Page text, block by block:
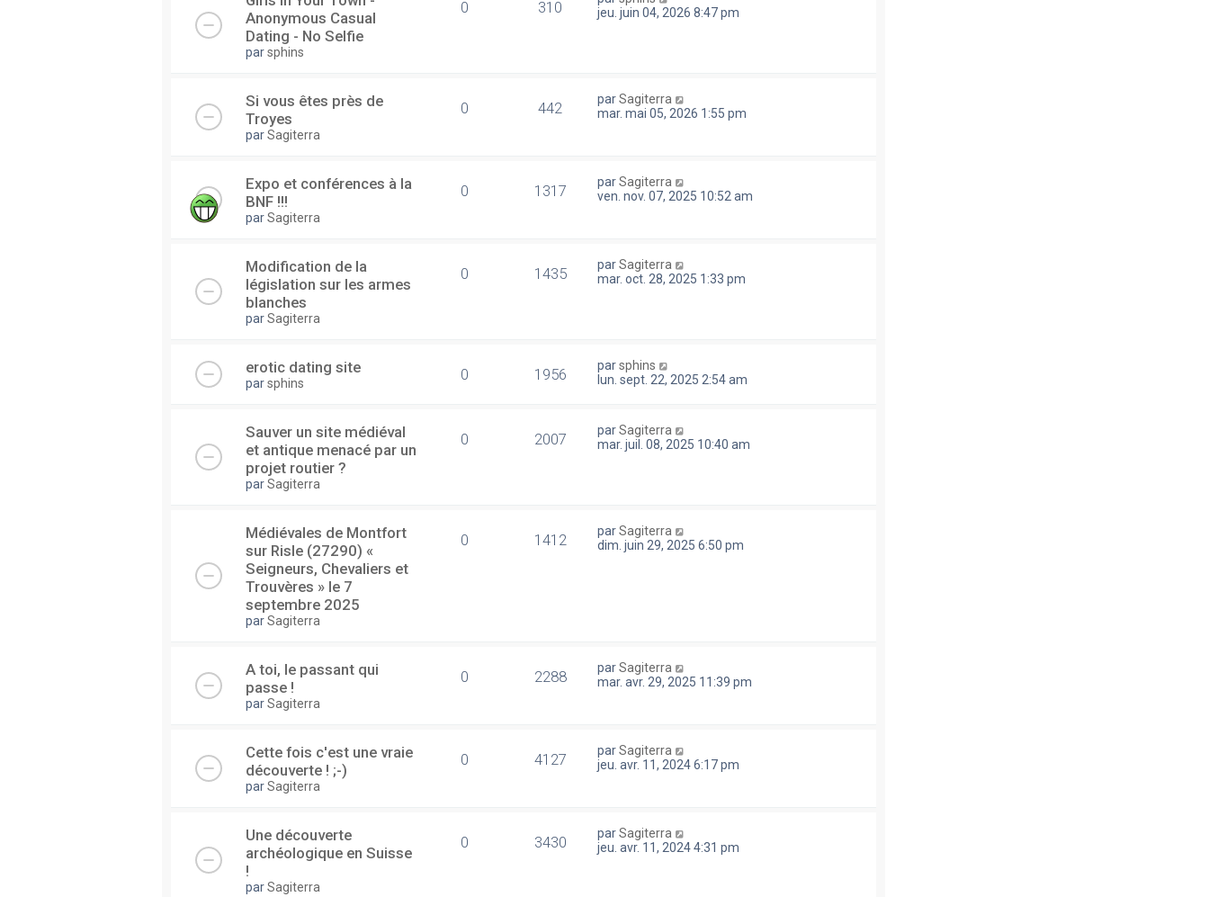
Anonymous Casual
Dating - No Selfie
parsphins
0 310
jeu. juin 04, 2026 8:47 pm
Si vous êtes près de
Troyes
parSagiterra
0 442 parSagiterra
mar. mai 05, 2026 1:55 pm
Expo et conférences à la
BNF !!!
parSagiterra
0 1317 parSagiterra
ven. nov. 07, 2025 10:52 am
Modification de la
législation sur les armes
blanches
parSagiterra
0 1435 parSagiterra
mar. oct. 28, 2025 1:33 pm
erotic dating site
parsphins 0 1956 parsphins
lun. sept. 22, 2025 2:54 am
Sauver un site médiéval
et antique menacé par un
projet routier ?
parSagiterra
0 2007 parSagiterra
mar. juil. 08, 2025 10:40 am
Médiévales de Montfort
sur Risle (27290) «
Seigneurs, Chevaliers et
Trouvères » le 7
septembre 2025
parSagiterra
0 1412 parSagiterra
dim. juin 29, 2025 6:50 pm
A toi, le passant qui
passe !
parSagiterra
0 2288 parSagiterra
mar. avr. 29, 2025 11:39 pm
Cette fois c'est une vraie
découverte ! ;-)
parSagiterra
0 4127 parSagiterra
jeu. avr. 11, 2024 6:17 pm
Une découverte
archéologique en Suisse
!
parSagiterra
0 3430 parSagiterra
jeu. avr. 11, 2024 4:31 pm